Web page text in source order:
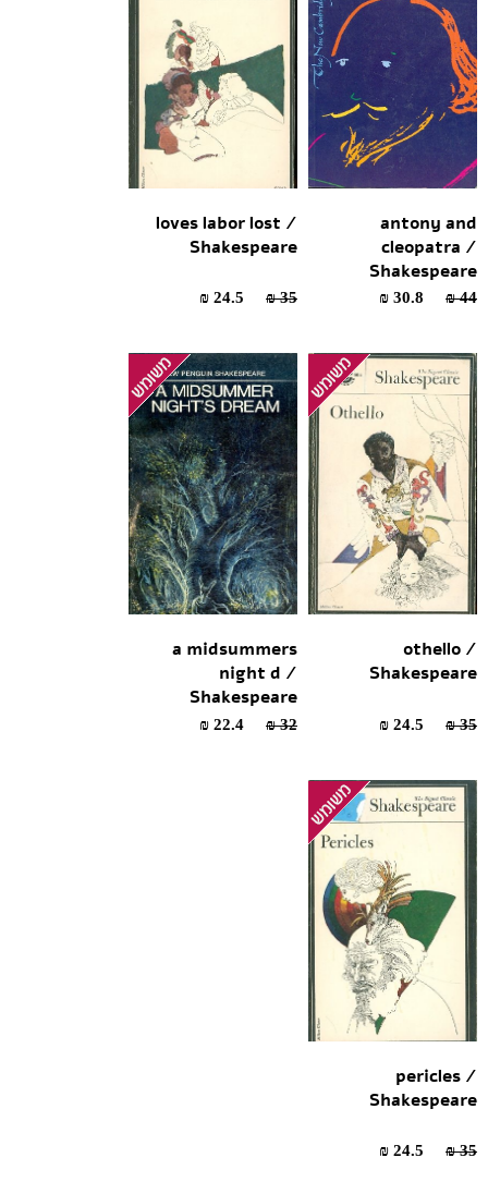
antony and
cleopatra /
Shakespeare
44 ₪
loves labor lost /
Shakespeare
35 ₪
othello /
Shakespeare
35 ₪
a midsummers
night d /
Shakespeare
32 ₪
pericles /
Shakespeare
35 ₪